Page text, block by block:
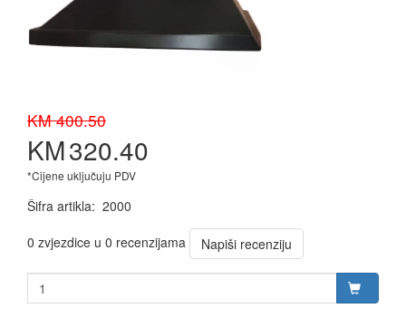
KM 400.50
KM320.40
*Cijene uključuju PDV
Šifra artikla: 2000
0 zvjezdice u 0 recenzijama
Napiši recenziju